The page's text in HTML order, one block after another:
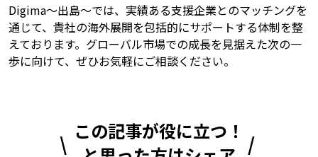
Digima〜出島〜では、実績ある支援企業とのマッチングを
通じて、貴社の海外展開を包括的にサポートする体制を整
えております。グローバル市場での成長を見据えた次の一
歩に向けて、ぜひお気軽にご相談ください。
この記事が役に立つ！